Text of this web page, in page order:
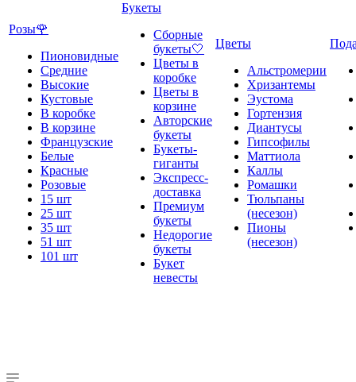
Розы🌹
Пионовидные
Средние
Высокие
Кустовые
В коробке
В корзине
Французские
Белые
Красные
Розовые
15 шт
25 шт
35 шт
51 шт
101 шт
Букеты
Сборные
букеты🤍
Цветы в
коробке
Цветы в
корзине
Авторские
букеты
Букеты-
гиганты
Экспресс-
доставка
Премиум
букеты
Недорогие
букеты
Букет
невесты
Цветы
Альстромерии
Хризантемы
Эустома
Гортензия
Диантусы
Гипсофилы
Маттиола
Каллы
Ромашки
Тюльпаны
(несезон)
Пионы
(несезон)